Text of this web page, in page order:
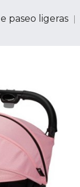
paseo ligeras